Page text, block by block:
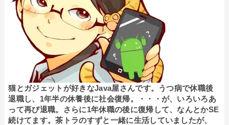
猫とガジェットが好きなJava屋さんです。うつ病で休職後
退職し、1年半の休養後に社会復帰。・・・が、いろいろあ
って再び退職。さらに1年休職の後に復帰して、なんとかSE
続けてます。茶トラのすずと一緒に生活していましたが、